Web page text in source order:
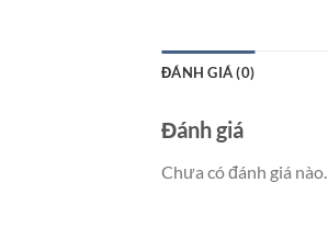
ĐÁNH GIÁ (0)
Đánh giá
Chưa có đánh giá nào.